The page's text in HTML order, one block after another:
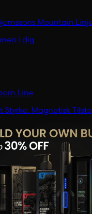
Mountain
i dig
Line
Styrke. Magnetisk